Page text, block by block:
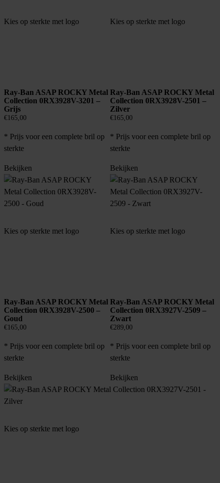
Kies op sterkte met logo
Ray-Ban ASAP ROCKY Metal
Collection 0RX3928V-3201 –
Grijs
€165,00
* Prijs voor een complete bril op
sterkte
Bekijken
Kies op sterkte met logo
Ray-Ban ASAP ROCKY Metal
Collection 0RX3928V-2501 –
Zilver
€165,00
* Prijs voor een complete bril op
sterkte
Bekijken
Kies op sterkte met logo
Ray-Ban ASAP ROCKY Metal
Collection 0RX3928V-2500 –
Goud
€165,00
* Prijs voor een complete bril op
sterkte
Bekijken
Kies op sterkte met logo
Ray-Ban ASAP ROCKY Metal
Collection 0RX3927V-2509 –
Zwart
€289,00
* Prijs voor een complete bril op
sterkte
Bekijken
Kies op sterkte met logo